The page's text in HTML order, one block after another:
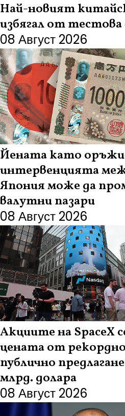
Най-новият
избягал от тестова
08 Август 2026
Йената като
интервенцията
Япония може да
валутни пазари
08 Август 2026
Акциите на SpaceX
цената от
публично
млрд. долара
08 Август 2026